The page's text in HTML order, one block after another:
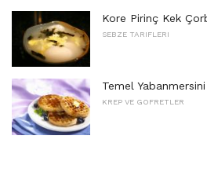
Kore Pirinç Kek
SEBZE TARIFLERI
Temel
KREP VE GOFRETLER